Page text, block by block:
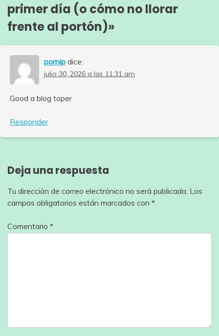
primer día (o cómo no llorar
frente al portón)»
pornip dice:
julio 30, 2026 a las 11:31 am
Good a blog toper
Responder
Deja una respuesta
Tu dirección de correo electrónico no será publicada. Los
campos obligatorios están marcados con *
Comentario *